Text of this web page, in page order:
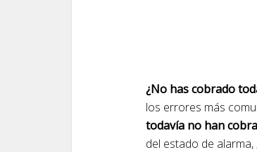
¿No has cobrado
los errores más
todavía no han
del estado de